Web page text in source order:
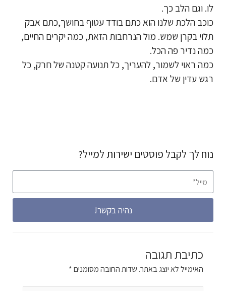
לו. וגם הלב כך.
כוכב הלכת שלנו הוא כתם בודד עטוף בחושך,כתם אבק
תלוי בקרן שמש. מול הנרחבות הזאת, כמה יקרים החיים,
כמה נדיר פה הכל.
כמה ראוי לשמור, להעריך, כל תנועה קטנה של חרק, כל
רגש עדין של אדם.
נוח לך לקבל פוסטים ישירות למייל?
מייל*
נהיה בקשר!
כתיבת תגובה
האימייל לא יוצג באתר. שדות החובה מסומנים*